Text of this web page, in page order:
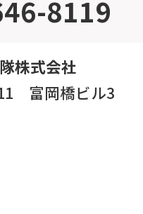
8119
株式会社
富岡橋ビル3